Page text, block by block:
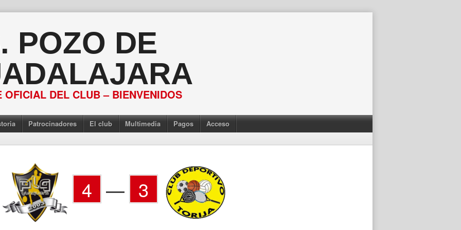
POZO DE
OFICIAL DEL CLUB – BIENVENIDOS
Patrocinadores El club Multimedia Pagos Acceso
4 — 3